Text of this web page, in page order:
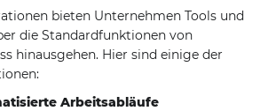
bieten Unternehmen Tools und
die Standardfunktionen von
hinausgehen. Hier sind einige der
Arbeitsabläufe